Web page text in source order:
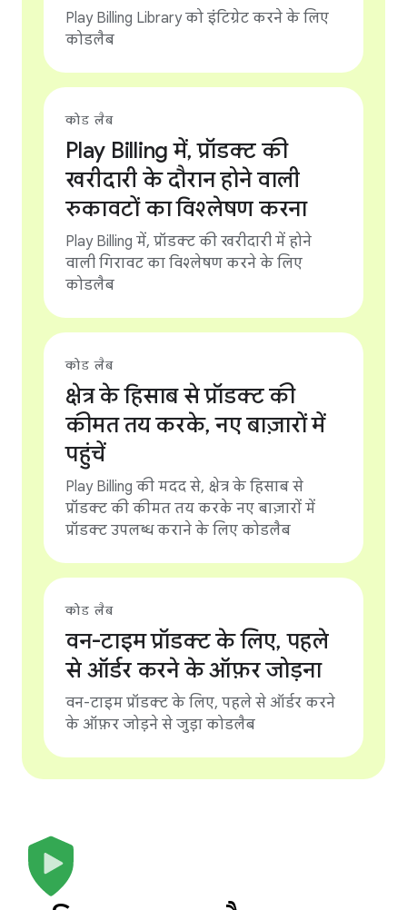
Play Billing Library को इंटिग्रेट करने के लिए
कोडलैब
कोड लैब
Play Billing में, प्रॉडक्ट की
खरीदारी के दौरान होने वाली
रुकावटों का विश्लेषण करना
Play Billing में, प्रॉडक्ट की खरीदारी में होने
वाली गिरावट का विश्लेषण करने के लिए
कोडलैब
कोड लैब
क्षेत्र के हिसाब से प्रॉडक्ट की
कीमत तय करके, नए बाज़ारों में
पहुंचें
Play Billing की मदद से, क्षेत्र के हिसाब से
प्रॉडक्ट की कीमत तय करके नए बाज़ारों में
प्रॉडक्ट उपलब्ध कराने के लिए कोडलैब
कोड लैब
वन-टाइम प्रॉडक्ट के लिए, पहले
से ऑर्डर करने के ऑफ़र जोड़ना
वन-टाइम प्रॉडक्ट के लिए, पहले से ऑर्डर करने
के ऑफ़र जोड़ने से जुड़ा कोडलैब